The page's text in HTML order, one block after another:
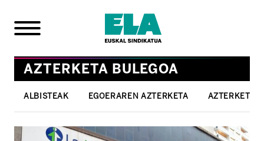
AZTERKETA BULEGOA
ALBISTEAK EGOERAREN AZTERKETA AZTERKETAK